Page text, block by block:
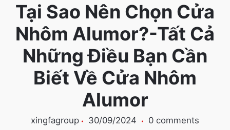
Tại Sao Nên Chọn Cửa
Nhôm Alumor?-Tất Cả
Những Điều Bạn Cần
Biết Về Cửa Nhôm
Alumor
xingfagroup 30/09/2024 0 comments